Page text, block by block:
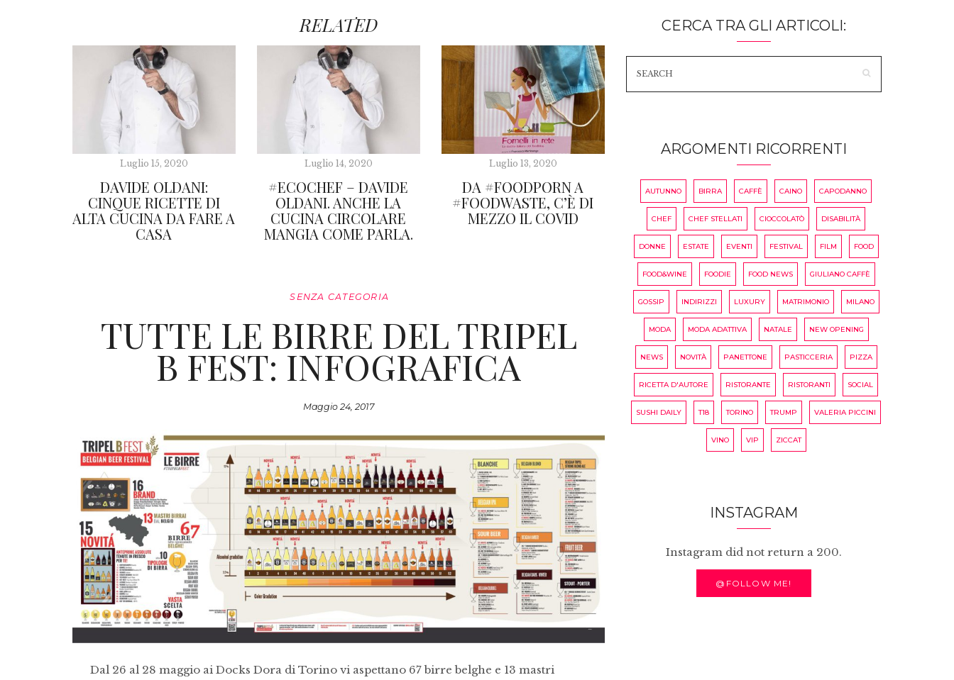
RELATED
Luglio 15, 2020
DAVIDE OLDANI:
CINQUE RICETTE DI
ALTA CUCINA DA FARE A
CASA
Luglio 14, 2020
#ECOCHEF – DAVIDE
OLDANI. ANCHE LA
CUCINA CIRCOLARE
MANGIA COME PARLA.
Luglio 13, 2020
DA #FOODPORN A
#FOODWASTE, C’È DI
MEZZO IL COVID
SENZA CATEGORIA
TUTTE LE BIRRE DEL TRIPEL
B FEST: INFOGRAFICA
Maggio 24, 2017
Dal 26 al 28 maggio ai Docks Dora di Torino vi aspettano 67 birre belghe e 13 mastri
CERCA TRA GLI ARTICOLI:
ARGOMENTI RICORRENTI
AUTUNNO BIRRA CAFFÈ CAINO CAPODANNO
CHEF CHEF STELLATI CIOCCOLATÒ DISABILITÀ
DONNE ESTATE EVENTI FESTIVAL FILM FOOD
FOOD&WINE FOODIE FOOD NEWS GIULIANO CAFFÈ
GOSSIP INDIRIZZI LUXURY MATRIMONIO MILANO
MODA MODA ADATTIVA NATALE NEW OPENING
NEWS NOVITÀ PANETTONE PASTICCERIA PIZZA
RICETTA D'AUTORE RISTORANTE RISTORANTI SOCIAL
SUSHI DAILY T18 TORINO TRUMP VALERIA PICCINI
VINO VIP ZICCAT
INSTAGRAM
Instagram did not return a 200.
@FOLLOW ME!